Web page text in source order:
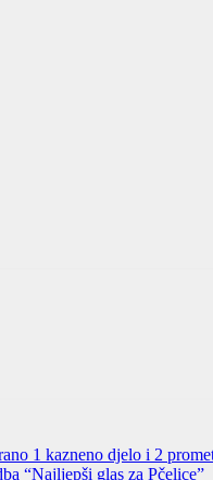
1 kazneno djelo i 2
“Najljepši glas za Pčelice”